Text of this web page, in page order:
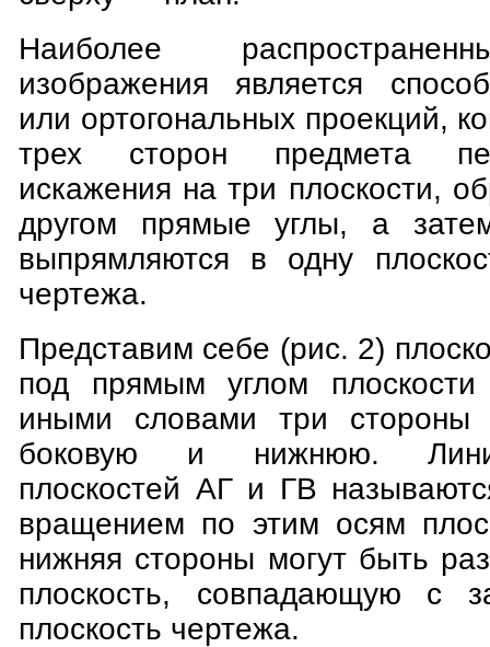
Наиболее
изображения является
или ортогональных проекций,
трех сторон предмета
искажения на три плоскости,
другом прямые углы, а
выпрямляются в одну
чертежа.
Представим себе (рис. 2)
под прямым углом
иными словами три
боковую и нижнюю.
плоскостей АГ и ГВ
вращением по этим осям
нижняя стороны могут быть
плоскость, совпадающую с
плоскость чертежа.